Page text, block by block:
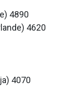
4890
4620
4070